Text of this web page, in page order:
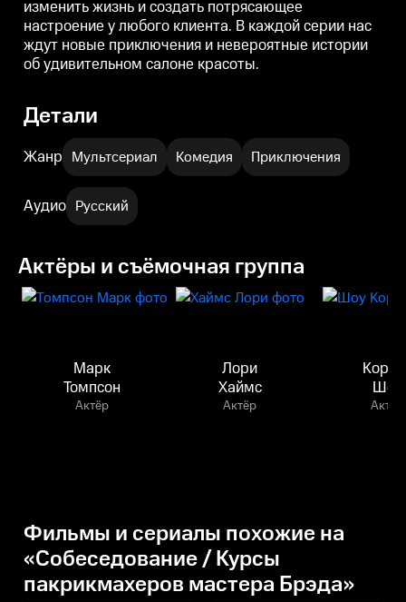
изменить жизнь и создать потрясающее
настроение у любого клиента. В каждой серии нас
ждут новые приключения и невероятные истории
об удивительном салоне красоты.
Детали
Жанр Мультсериал Комедия Приключения
Аудио Русский
Актёры и съёмочная группа
Марк
Томпсон
Актёр
Лори
Хаймс
Актёр
Шоу
Актёр
Фильмы и сериалы похожие на
«Собеседование / Курсы
пакрикмахеров мастера Брэда»